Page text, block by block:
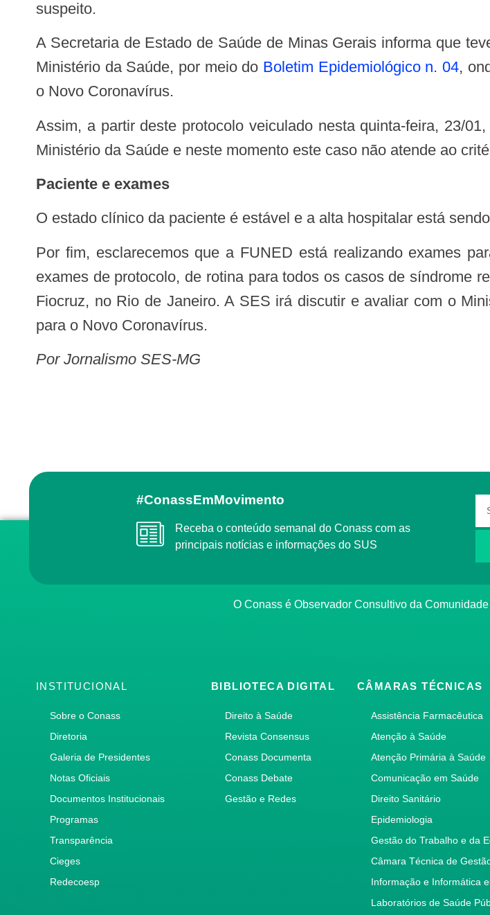
suspeito.
A Secretaria de Estado de Saúde de Minas Gerais informa que teve acesso nesta quinta-feira (23/01) às orientações oficiais do
Ministério da Saúde, por meio do Boletim Epidemiológico n. 04,
o Novo Coronavírus.
Assim, a partir deste protocolo veiculado nesta quinta-feira, 23/01, o Estado de Minas Gerais irá adotar as recomendações do
Ministério da Saúde e neste momento este caso não atende ao
Paciente e exames
O estado clínico da paciente é estável e a alta hospitalar está
Por fim, esclarecemos que a FUNED está realizando exames para Influenza e para outros vírus respiratórios, que já são os
exames de protocolo, de rotina para todos os casos de síndrome
Fiocruz, no Rio de Janeiro. A SES irá discutir e avaliar com o
para o Novo Coronavírus.
Por Jornalismo SES-MG
#ConassEmMovimento
Receba o conteúdo semanal do Conass com as
principais notícias e informações do SUS
O Conass é Observador Consultivo da
INSTITUCIONAL
Sobre o Conass
Diretoria
Galeria de Presidentes
Notas Oficiais
Documentos Institucionais
Programas
Transparência
Cieges
Redecoesp
BIBLIOTECA DIGITAL
Direito à Saúde
Revista Consensus
Conass Documenta
Conass Debate
Gestão e Redes
CÂMARAS TÉCNICAS
Assistência Farmacêutica
Atenção à Saúde
Atenção Primária à Saúde
Comunicação em Saúde
Direito Sanitário
Epidemiologia
Gestão do Trabalho e da
Câmara Técnica de
Informação e Informática
Laboratórios de Saúde